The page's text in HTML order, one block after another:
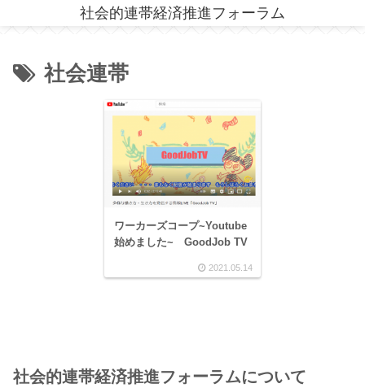
社会的連帯経済推進フォーラム
社会連帯
ワーカーズコープ~Youtube
始めました~ GoodJob TV
2021.05.14
社会的連帯経済推進フォーラムについて